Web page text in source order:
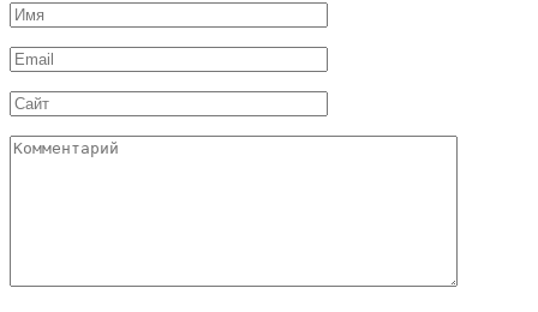
Имя
*
Email
*
Сайт
Комментарий